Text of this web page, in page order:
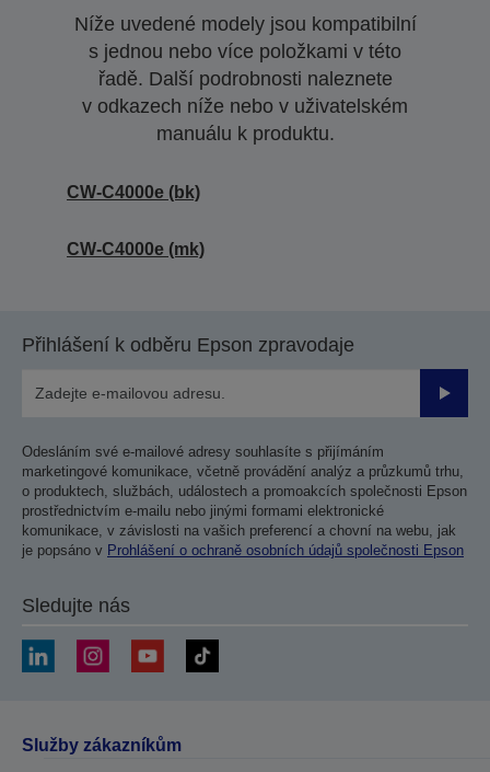
Níže uvedené modely jsou kompatibilní
s jednou nebo více položkami v této
řadě. Další podrobnosti naleznete
v odkazech níže nebo v uživatelském
manuálu k produktu.
CW-C4000e (bk)
CW-C4000e (mk)
Přihlášení k odběru Epson zpravodaje
Odesláním své e-mailové adresy souhlasíte s přijímáním
marketingové komunikace, včetně provádění analýz a průzkumů trhu,
o produktech, službách, událostech a promoakcích společnosti Epson
prostřednictvím e-mailu nebo jinými formami elektronické
komunikace, v závislosti na vašich preferencí a chovní na webu, jak
je popsáno v Prohlášení o ochraně osobních údajů společnosti Epson
Sledujte nás
Služby zákazníkům